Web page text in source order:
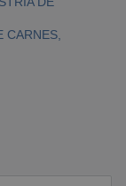
CARNES,